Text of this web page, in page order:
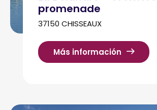
promenade
37150 CHISSEAUX
Más información